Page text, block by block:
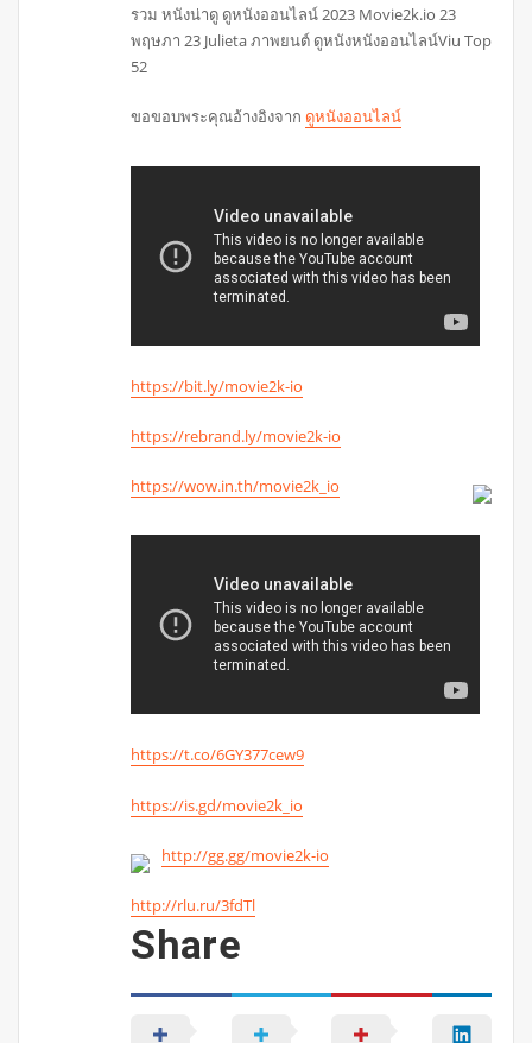
รวม หนังน่าดู ดูหนังออนไลน์ 2023 Movie2k.io 23
พฤษภา 23 Julieta ภาพยนต์ ดูหนังหนังออนไลน์Viu Top
52
ขอขอบพระคุณอ้างอิงจาก ดูหนังออนไลน์
https://bit.ly/movie2k-io
https://rebrand.ly/movie2k-io
https://wow.in.th/movie2k_io
https://t.co/6GY377cew9
https://is.gd/movie2k_io
http://gg.gg/movie2k-io
http://rlu.ru/3fdTl
Share